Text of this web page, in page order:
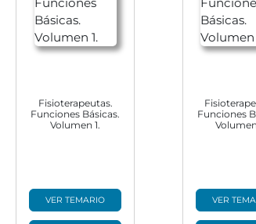
Fisioterapeutas.
Funciones Básicas.
Volumen 1.
VER TEMARIO
Funciones
VER